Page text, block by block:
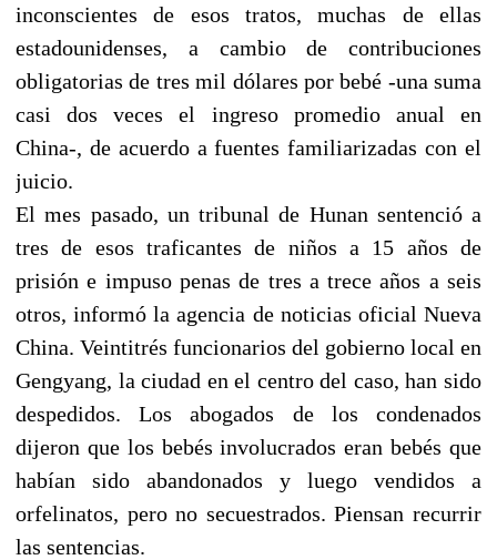
inconscientes de esos tratos, muchas de ellas
estadounidenses, a cambio de contribuciones
obligatorias de tres mil dólares por bebé -una suma
casi dos veces el ingreso promedio anual en
China-, de acuerdo a fuentes familiarizadas con el
juicio.
El mes pasado, un tribunal de Hunan sentenció a
tres de esos traficantes de niños a 15 años de
prisión e impuso penas de tres a trece años a seis
otros, informó la agencia de noticias oficial Nueva
China. Veintitrés funcionarios del gobierno local en
Gengyang, la ciudad en el centro del caso, han sido
despedidos. Los abogados de los condenados
dijeron que los bebés involucrados eran bebés que
habían sido abandonados y luego vendidos a
orfelinatos, pero no secuestrados. Piensan recurrir
las sentencias.